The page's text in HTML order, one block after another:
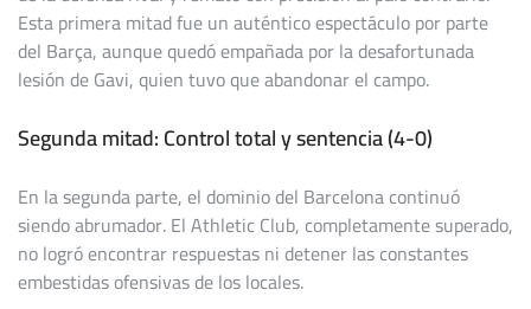
Esta primera mitad fue un auténtico espectáculo por parte
del Barça, aunque quedó empañada por la desafortunada
lesión de Gavi, quien tuvo que abandonar el campo.
Segunda mitad: Control total y sentencia (4-0)
En la segunda parte, el dominio del Barcelona continuó
siendo abrumador. El Athletic Club, completamente superado,
no logró encontrar respuestas ni detener las constantes
embestidas ofensivas de los locales.